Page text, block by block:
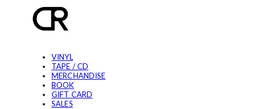
VINYL
TAPE / CD
MERCHANDISE
BOOK
GIFT CARD
SALES